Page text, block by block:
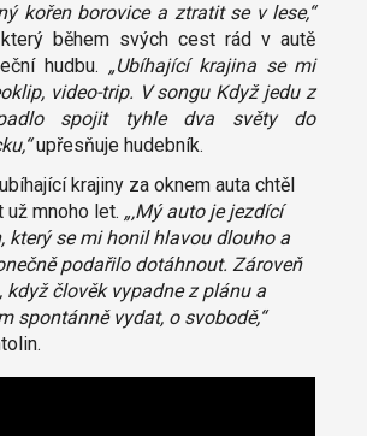
kořen borovice a ztratit se v lese,“
během svých cest rád v autě
hudbu. „Ubíhající krajina se mi
video-trip. V songu Když jedu z
spojit tyhle dva světy do
upřesňuje hudebník.
krajiny za oknem auta chtěl
už mnoho let. „‚Mý auto je jezdící
který se mi honil hlavou dlouho a
podařilo dotáhnout. Zároveň
když člověk vypadne z plánu a
spontánně vydat, o svobodě,“